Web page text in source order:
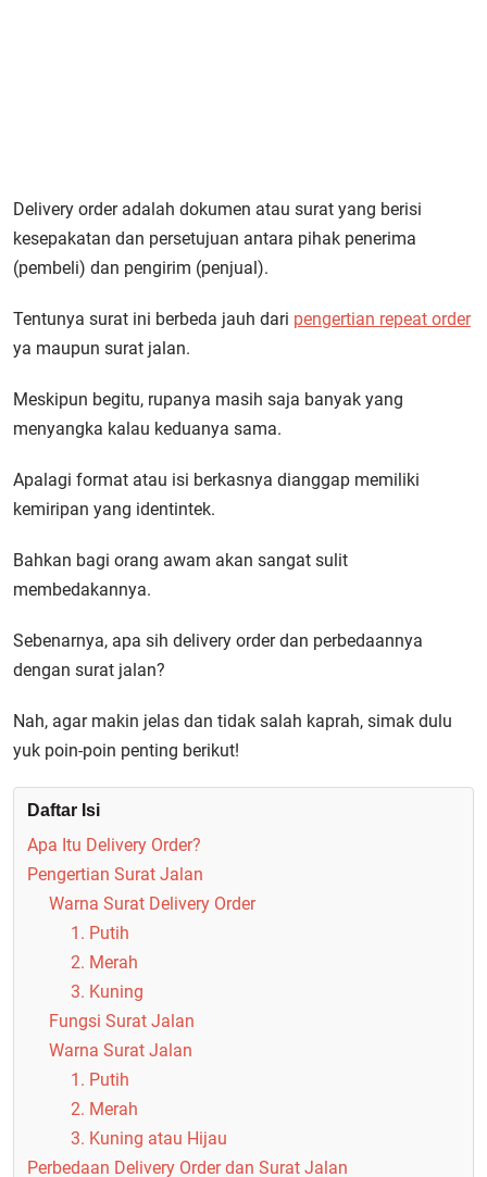
Delivery order adalah dokumen atau surat yang berisi
kesepakatan dan persetujuan antara pihak penerima
(pembeli) dan pengirim (penjual).
Tentunya surat ini berbeda jauh dari pengertian repeat order
ya maupun surat jalan.
Meskipun begitu, rupanya masih saja banyak yang
menyangka kalau keduanya sama.
Apalagi format atau isi berkasnya dianggap memiliki
kemiripan yang identintek.
Bahkan bagi orang awam akan sangat sulit
membedakannya.
Sebenarnya, apa sih delivery order dan perbedaannya
dengan surat jalan?
Nah, agar makin jelas dan tidak salah kaprah, simak dulu
yuk poin-poin penting berikut!
Daftar Isi
Apa Itu Delivery Order?
Pengertian Surat Jalan
Warna Surat Delivery Order
1. Putih
2. Merah
3. Kuning
Fungsi Surat Jalan
Warna Surat Jalan
1. Putih
2. Merah
3. Kuning atau Hijau
Perbedaan Delivery Order dan Surat Jalan